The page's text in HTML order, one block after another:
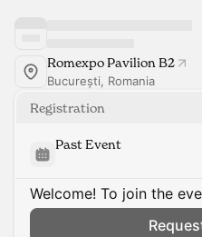
Romexpo Pavilion B2
București, Romania
Registration
Past Event
Welcome! To join the